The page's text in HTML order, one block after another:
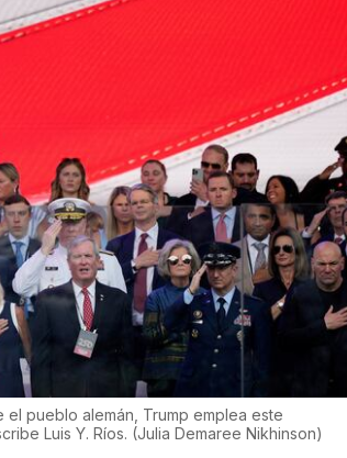
pueblo alemán, Trump emplea este
Luis Y. Ríos. (Julia Demaree Nikhinson)